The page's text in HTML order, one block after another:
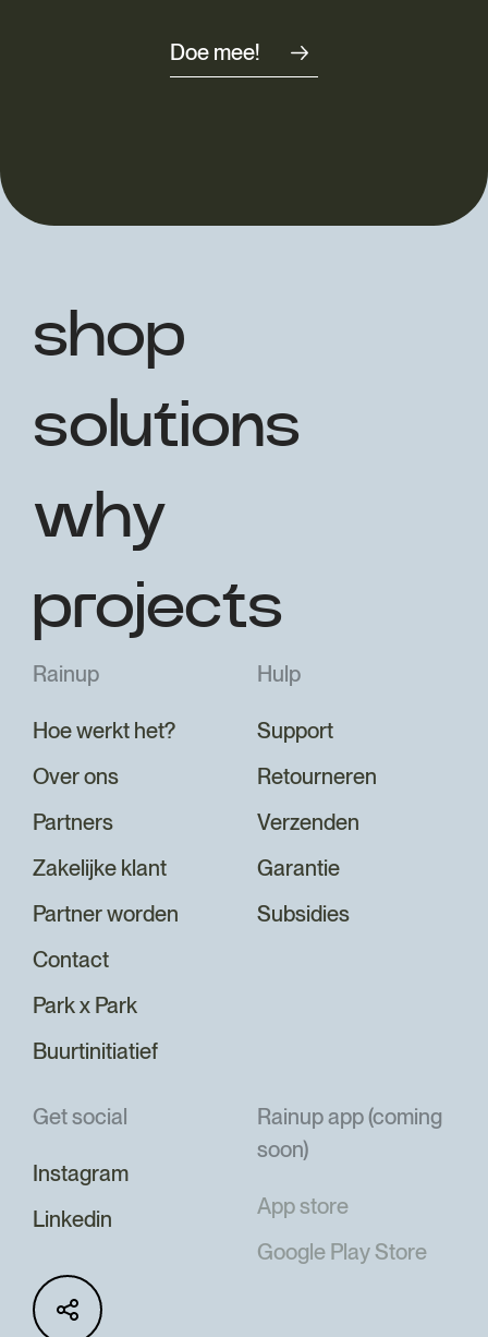
Doe mee!
shop
solutions
why
projects
Rainup
Hoe werkt het?
Over ons
Partners
Zakelijke klant
Partner worden
Contact
Park x Park
Buurtinitiatief
Hulp
Support
Retourneren
Verzenden
Garantie
Subsidies
Get social
Instagram
Linkedin
Rainup app (coming
soon)
App store
Google Play Store